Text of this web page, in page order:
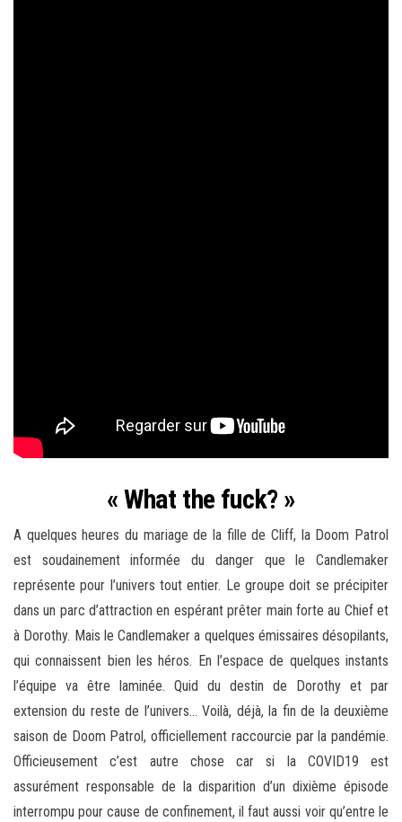
« What the fuck? »
A quelques heures du mariage de la fille de Cliff, la Doom Patrol
est soudainement informée du danger que le Candlemaker
représente pour l’univers tout entier. Le groupe doit se précipiter
dans un parc d’attraction en espérant prêter main forte au Chief et
à Dorothy. Mais le Candlemaker a quelques émissaires désopilants,
qui connaissent bien les héros. En l’espace de quelques instants
l’équipe va être laminée. Quid du destin de Dorothy et par
extension du reste de l’univers… Voilà, déjà, la fin de la deuxième
saison de Doom Patrol, officiellement raccourcie par la pandémie.
Officieusement c’est autre chose car si la COVID19 est
assurément responsable de la disparition d’un dixième épisode
interrompu pour cause de confinement, il faut aussi voir qu’entre le